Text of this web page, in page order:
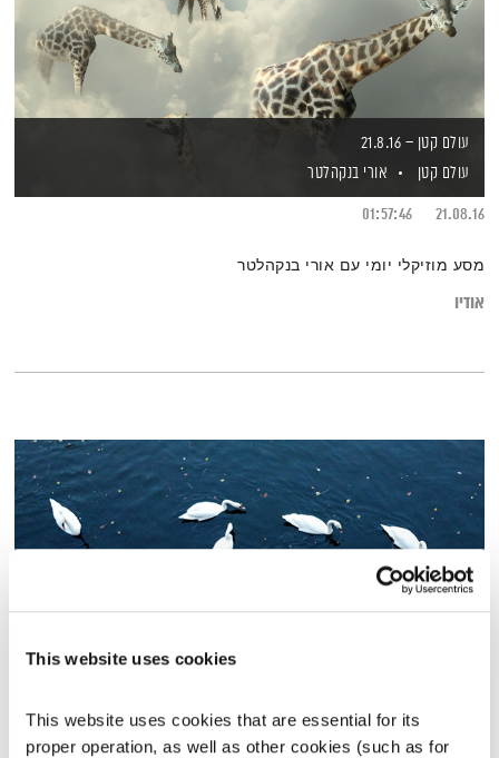
This website uses cookies
This website uses cookies that are essential for its
proper operation, as well as other cookies (such as for
עולם קטן – 21.8.16
עולם קטן
אורי בנקהלטר
21.08.16
01:57:46
מסע מוזיקלי יומי עם אורי בנקהלטר
אודיו
אחת ששומעת
אליענה בן דוד